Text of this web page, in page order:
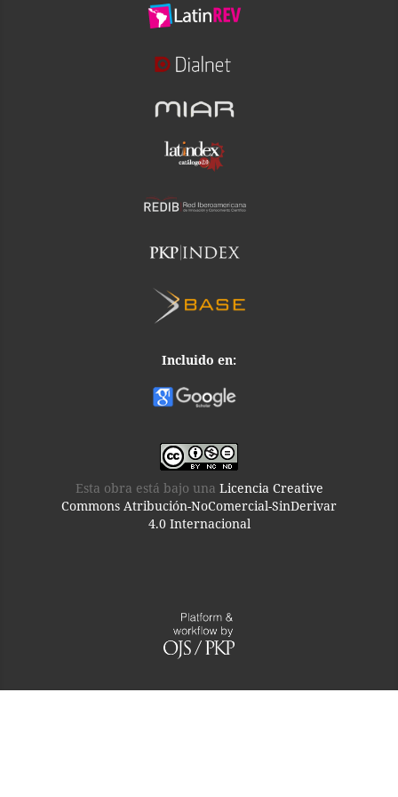
Incluido en:
Esta obra está bajo una Licencia Creative
Commons Atribución-NoComercial-SinDerivar
4.0 Internacional